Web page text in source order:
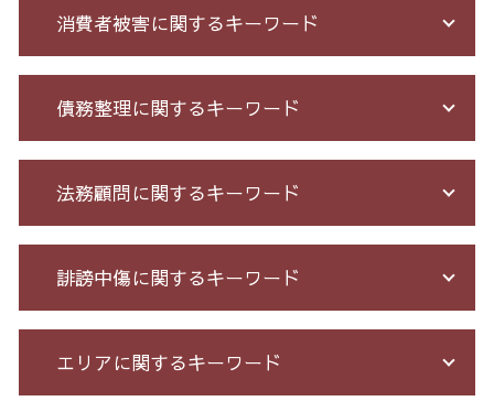
消費者被害に関するキーワード
詐欺 被害者 返金
投資詐欺 回収
出会い系被害 返金
詐欺 被害届 返金
投資 詐欺
出資 詐欺
振り込め 詐欺 警察
詐欺 悪質
高齢者 詐欺 被害
詐欺 金銭トラブル
債務整理に関するキーワード
債務整理 和解 成立
債務整理 任意整理 期間
特定調停 条件
個人 自己破産 デメリット
債務整理 相談 流れ
過払い とは
個人再生 債務整理 メリット
法務顧問に関するキーワード
企業 法務 部
臨床法務 とは
残業 未払い 請求
戦略法務 とは
誹謗中傷に関するキーワード
誹謗中傷 罪
誹謗中傷 相談
エリアに関するキーワード